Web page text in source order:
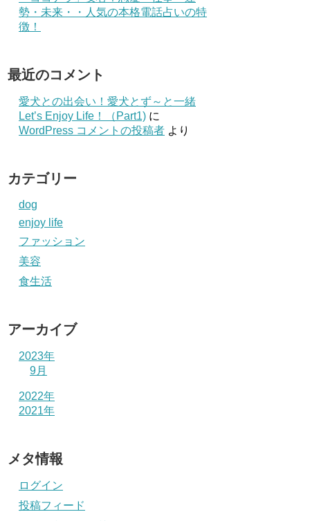
勢・未来・・人気の本格電話占いの特
徴！
最近のコメント
愛犬との出会い！愛犬とず～と一緒
Let’s Enjoy Life！（Part1) に
WordPress コメントの投稿者 より
カテゴリー
dog
enjoy life
ファッション
美容
食生活
アーカイブ
2023年
9月
2022年
2021年
メタ情報
ログイン
投稿フィード